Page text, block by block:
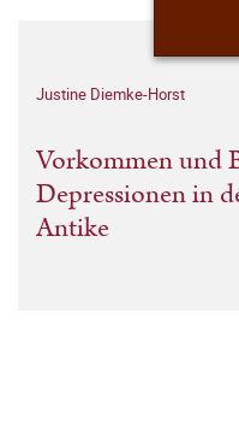
Justine Diemke-Horst
Vorkommen und
Depressionen in
Antike